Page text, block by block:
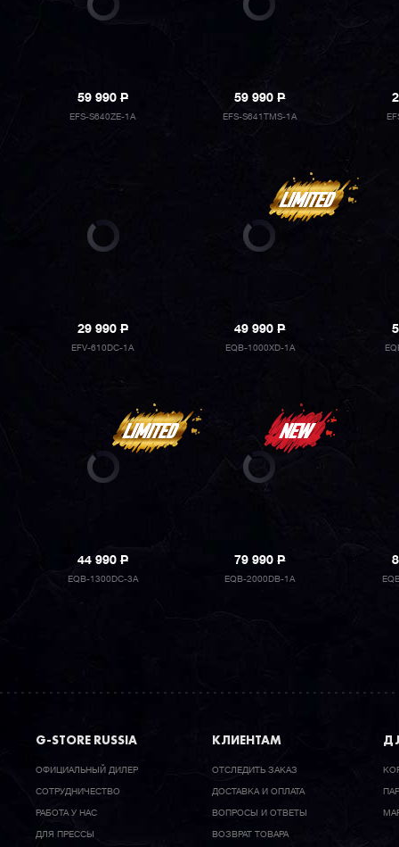
59 990P
EFS-S640ZE-1A
59 990P
EFS-S641TMS-1A
29 990P
EFV-610DC-1A
49 990P
EQB-1000XD-1A
44 990P
EQB-1300DC-3A
79 990P
EQB-2000DB-1A
G-STORE RUSSIA
ОФИЦИАЛЬНЫЙ ДИЛЕР
CОТРУДНИЧЕСТВО
РАБОТА У НАС
ДЛЯ ПРЕССЫ
КЛИЕНТАМ
ОТСЛЕДИТЬ ЗАКАЗ
ДОСТАВКА И ОПЛАТА
ВОПРОСЫ И ОТВЕТЫ
ВОЗВРАТ ТОВАРА